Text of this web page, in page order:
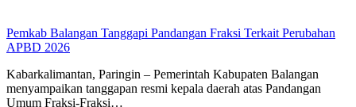
Pemkab Balangan Tanggapi Pandangan Fraksi Terkait Perubahan
APBD 2026
Kabarkalimantan, Paringin – Pemerintah Kabupaten Balangan
menyampaikan tanggapan resmi kepala daerah atas Pandangan
Umum Fraksi-Fraksi…